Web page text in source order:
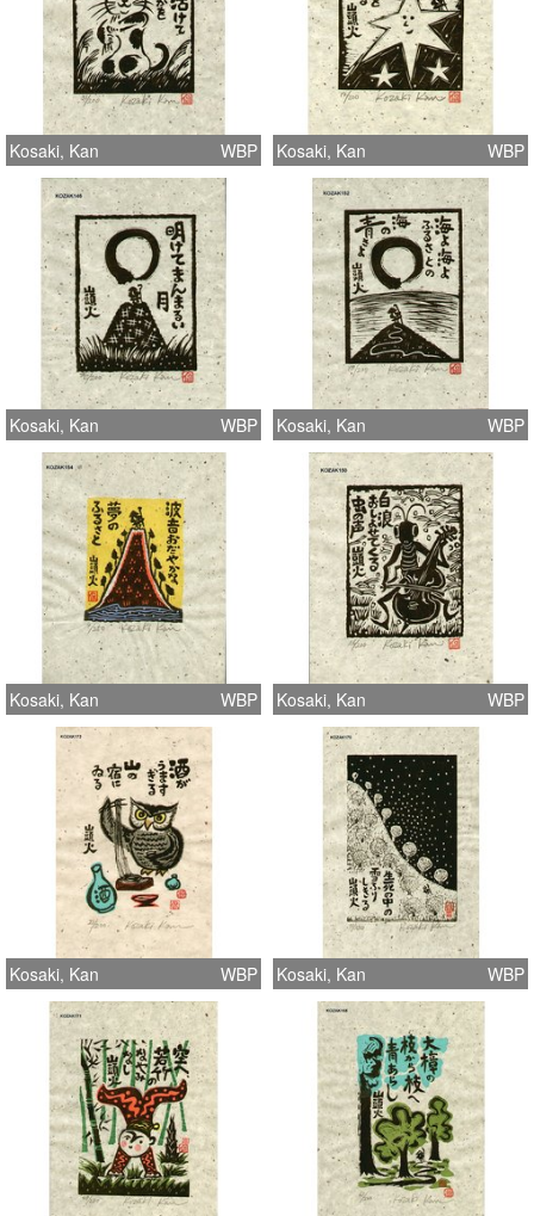
Kosaki, Kan WBP Kosaki, Kan WBP
Kosaki, Kan WBP Kosaki, Kan WBP
Kosaki, Kan WBP Kosaki, Kan WBP
Kosaki, Kan WBP Kosaki, Kan WBP